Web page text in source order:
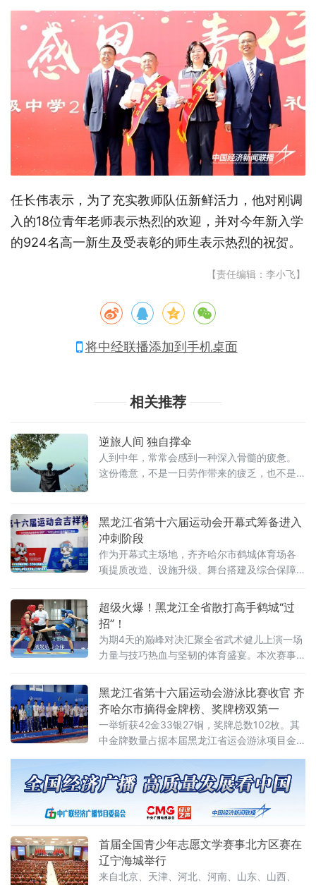
任长伟表示，为了充实教师队伍新鲜活力，他对刚调
入的18位青年老师表示热烈的欢迎，并对今年新入学
的924名高一新生及受表彰的师生表示热烈的祝贺。
【责任编辑：李小飞】
将中经联播添加到手机桌面
相关推荐
逆旅人间 独自撑伞
人到中年，常常会感到一种深入骨髓的疲惫。
这份倦意，不是一日劳作带来的疲乏，也不是
悄压弯了人的脊梁。杜牧有言：“只言旋老转无
事，欲到中年事更多”，年少总以为年岁渐长便
可卸下重担，待到中年方才知晓，肩上的责任
反倒层层叠加。尤其到了夜深人静，万籁归于
黑龙江省第十六届运动会开幕式筹备进入
冲刺阶段
作为开幕式主场地，齐齐哈尔市鹤城体育场各
项提质改造、设施升级、舞台搭建及综合保障
1日启动集中彩排。记者在现场了解到，鹤城体
育场内各项筹备作业高效运转，工作人员正加
紧调试舞台LED大屏，细化完善场地配套设施，
全面排查
超级火爆！黑龙江全省散打高手鹤城“过
招”！
为期4天的巅峰对决汇聚全省武术健儿上演一场
力量与技巧热血与坚韧的体育盛宴。本次赛事
专项竞技赛事，吸引了哈尔滨、齐齐哈尔、牡
丹江、佳木斯等全省11个地市的200余名优秀运
动员同台角逐。参赛选手皆是各地层层选拔的
黑龙江省第十六届运动会游泳比赛收官 齐
齐哈尔市摘得金牌榜、奖牌榜双第一
一举斩获42金33银27铜，奖牌总数102枚。其
中金牌数量占据本届黑龙江省运会游泳项目金
榜，实现黑龙江省运会游泳项目连续两届全省
卫冕。本届黑龙江省运会游泳赛事竞争空前激
首届全国青少年志愿文学赛事北方区赛在
辽宁海城举行
来自北京、天津、河北、河南、山东、山西、